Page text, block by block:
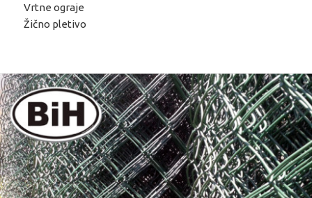
Vrtne ograje
Žično pletivo